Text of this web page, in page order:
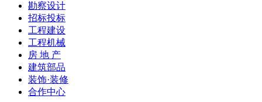
勘察设计
招标投标
工程建设
工程机械
房 地 产
建筑部品
装饰·装修
合作中心